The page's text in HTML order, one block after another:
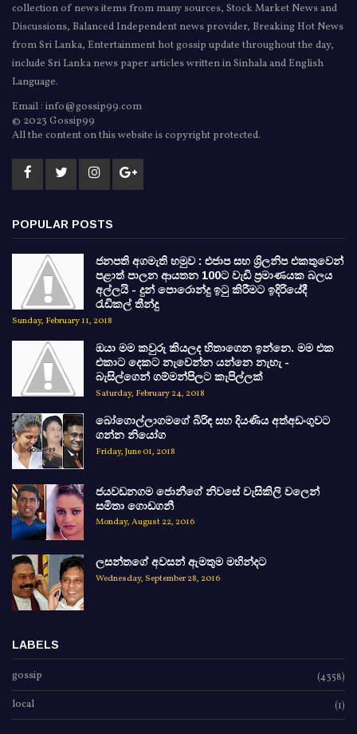
collection of news items from many sources, Stock Market News and
Discussions, Balanced Independent news provider, Breaking Hot News
from Sri Lanka, Entertainment hot gossip update throughout the day,
include Sri Lanka news paper articles written in Sinhala and English
Language.
Email : info@gossip99.com
© 2023 Gossip99
All the content on this website is copyright protected.
POPULAR POSTS
ජනපති අගමැති හමුව : එජාප සහ ශ්‍රිලනිප එකතුවෙන්
පළාත් පාලන ආයතන 100ට වැඩි ප්‍රමාණයක බලය
අල්ලයි - දුන් පොරොන්දු ඉටු කිරීමට ඉදිරියේදී
රැඩිකල් තීන්දු
Sunday, February 11, 2018
ඔයා මම කවුරු කියලද හිතාගෙන ඉන්නෙ. මම එක
එකාට දෙකට නැවෙන්න යන්නෙ නැහැ -
බැසිල්ගෙන් ගම්මන්පිලට කැපිල්ලක්
Saturday, February 24, 2018
බෝගොල්ලාගමගේ බිරිඳ සහ දියණිය අත්අඩංගුවට
ගන්න නියෝග
Friday, June 01, 2018
ජයවඩනගම ජොනීගේ නිවසේ වැසිකිලි වලෙන්
සමිතා ගොඩගනී
Monday, August 22, 2016
ලසන්තගේ අවසන් ඇමතුම මහින්දට
Wednesday, September 28, 2016
LABELS
gossip (4358)
local (1)